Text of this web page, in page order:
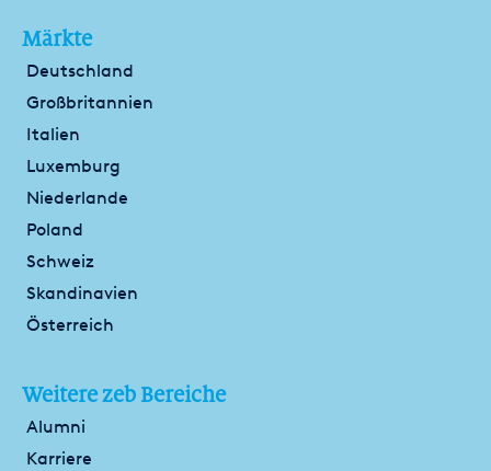
Märkte
Deutschland
Großbritannien
Italien
Luxemburg
Niederlande
Poland
Schweiz
Skandinavien
Österreich
Weitere zeb Bereiche
Alumni
Karriere